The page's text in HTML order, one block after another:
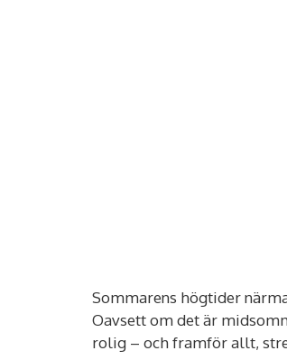
Sommarens högtider
Oavsett om det är
rolig – och framför allt,